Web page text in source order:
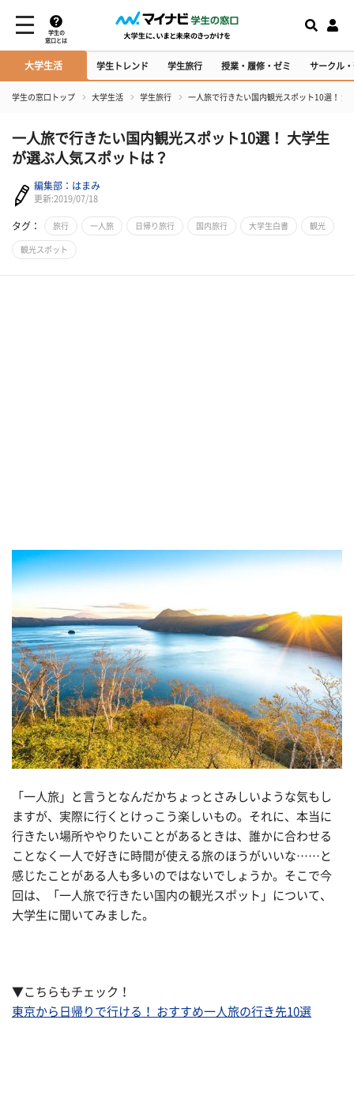
学生の
窓口とは
大学生活 学生トレンド 学生旅行 授業・履修・ゼミ サークル
学生の窓口トップ 大学生活 学生旅行 一人旅で行きたい国内観光スポット10選！ 大
一人旅で行きたい国内観光スポット10選！ 大学生
が選ぶ人気スポットは？
編集部：はまみ
更新:2019/07/18
タグ： 旅行 一人旅 日帰り旅行 国内旅行 大学生白書 観光
観光スポット
「一人旅」と言うとなんだかちょっとさみしいような気もし
ますが、実際に行くとけっこう楽しいもの。それに、本当に
行きたい場所ややりたいことがあるときは、誰かに合わせる
ことなく一人で好きに時間が使える旅のほうがいいな……と
感じたことがある人も多いのではないでしょうか。そこで今
回は、「一人旅で行きたい国内の観光スポット」について、
大学生に聞いてみました。
▼こちらもチェック！
東京から日帰りで行ける！ おすすめ一人旅の行き先10選